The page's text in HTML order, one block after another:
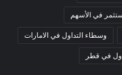
في الأسهم
وسطاء التداول في الامارات
في قطر